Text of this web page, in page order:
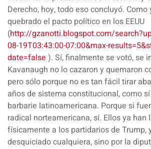
Derecho, hoy, todo eso concluyó. Como
quebrado el pacto político en los EEUU
(http://gzanotti.blogspot.com/
08-19T03:43:00-07:00&max-
date=false ). Sí, finalmente se votó, se
Kavanaugh no lo cazaron y quemaron
pero sólo porque no es tan fácil tirar
años de sistema constitucional, como
barbarie latinoamericana. Porque si
radical norteamericana, sí. Ellos ya han
físicamente a los partidarios de Trump,
desquiciado cualquiera, sino por la